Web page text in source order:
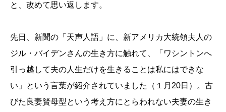
と、改めて思い返します。
先日、新聞の「天声人語」に、新アメリカ大統領夫人の
ジル・バイデンさんの生き方に触れて、「ワシントンへ
引っ越して夫の人生だけを生きることは私にはできな
い」という言葉が紹介されていました（１月20日）。古
びた良妻賢母型という考え方にとらわれない夫妻の生き